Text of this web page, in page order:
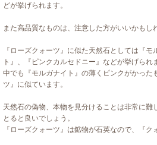
どが挙げられます。
また高品質なものは、注意した方がいいかもし
『ローズクォーツ』に似た天然石としては『
ト』、『ピンクカルセドニー』などが挙げられ
中でも『モルガナイト』の薄くピンクがかった
ツ』に似ています。
天然石の偽物、本物を見分けることは非常に難
とると良いでしょう。
『ローズクォーツ』は鉱物が石英なので、『ク